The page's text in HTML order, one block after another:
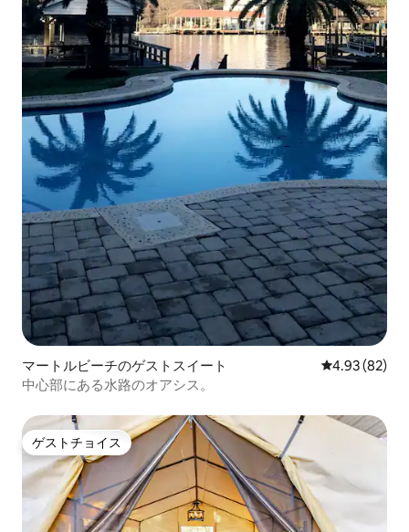
マートルビーチのゲストスイート レビュー82
4.93 (82)
中心部にある水路のオアシス。
ゲストチョイス
ゲストチョイス